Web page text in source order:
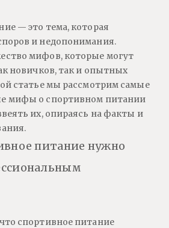
— это тема, которая
и недопонимания.
мифов, которые могут
новичков, так и опытных
статье мы рассмотрим самые
мифы о спортивном питании
их, опираясь на факты и
питание нужно
спортивное питание